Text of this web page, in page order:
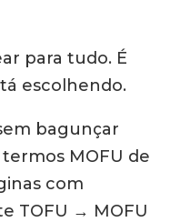
para tudo. É
escolhendo.
bagunçar
MOFU de
com
TOFU → MOFU